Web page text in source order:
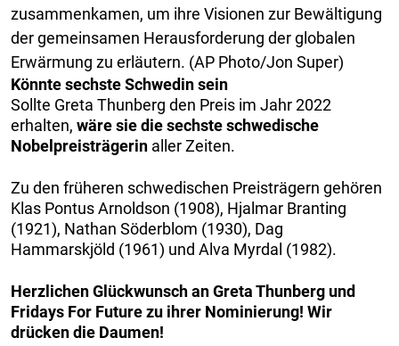
zusammenkamen, um ihre Visionen zur Bewältigung
der gemeinsamen Herausforderung der globalen
Erwärmung zu erläutern. (AP Photo/Jon Super)
Könnte sechste Schwedin sein
Sollte Greta Thunberg den Preis im Jahr 2022
erhalten, wäre sie die sechste schwedische
Nobelpreisträgerin aller Zeiten.
Zu den früheren schwedischen Preisträgern gehören
Klas Pontus Arnoldson (1908), Hjalmar Branting
(1921), Nathan Söderblom (1930), Dag
Hammarskjöld (1961) und Alva Myrdal (1982).
Herzlichen Glückwunsch an Greta Thunberg und
Fridays For Future zu ihrer Nominierung! Wir
drücken die Daumen!